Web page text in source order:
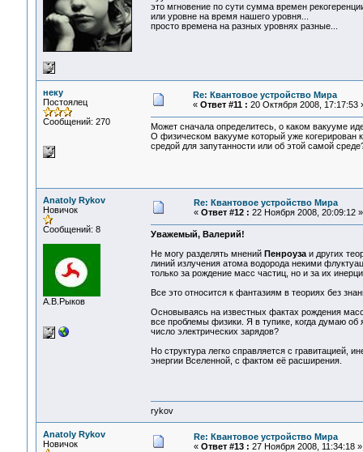
это мгновение по сути сумма времен
или уровне на время нашего уровня...
просто времена на разных уровнях разные...
неку
Постоялец
Сообщений: 270
Re: Квантовое устройство Мира
« Ответ #11 : 20 Октября 2008, 17:17:53
Может сначала определитесь, о каком вакууме
О физическом вакууме который уже когерирован
средой для запутанности или об этой самой
Anatoly Rykov
Новичок
Сообщений: 8
А.В.Рыков
Re: Квантовое устройство Мира
« Ответ #12 : 22 Ноября 2008, 20:09:12 »
Уважемый, Валерий!
Не могу разделять мнений Пенроузаи других
линий излучения атома водорода некими
только за рождение масс частиц, но и за их
Все это относится к фантазиям в теориях без
Основываясь на известных фактах рождения
все проблемы физики. Я в тупике, когда думаю об
число электрических зарядов?
Но структура легко справляется с гравитацией,
энергии Вселенной, с фактом её расширения.
rykov
Anatoly Rykov
Новичок
Re: Квантовое устройство Мира
« Ответ #13 : 27 Ноября 2008, 11:34:18 »